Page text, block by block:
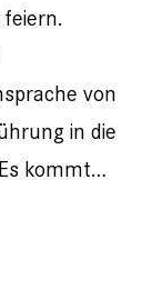
von
in die
kommt…